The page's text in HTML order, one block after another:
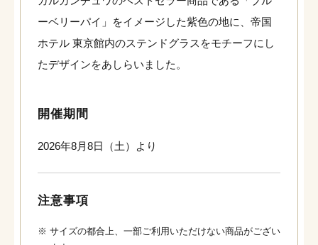
ーベリーパイ」をイメージした紫色の地に、帝国
ホテル 東京館内のステンドグラスをモチーフにし
たデザインをあしらいました。
開催期間
2026年8月8日（土）より
注意事項
※ サイズの都合上、一部ご利用いただけない商品がござい